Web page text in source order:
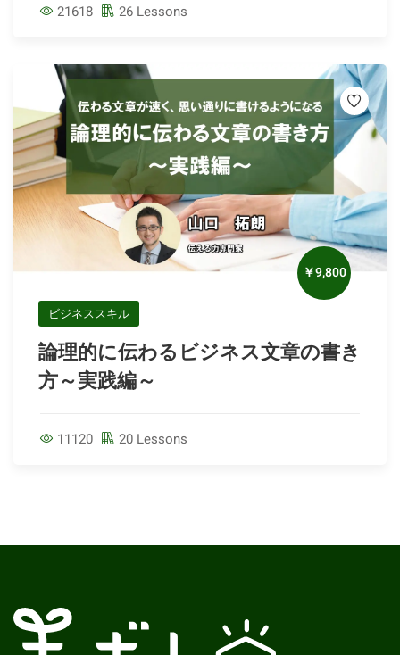
21618 26 Lessons
￥9,800
ビジネススキル
論理的に伝わるビジネス文章の書き
方～実践編～
11120 20 Lessons